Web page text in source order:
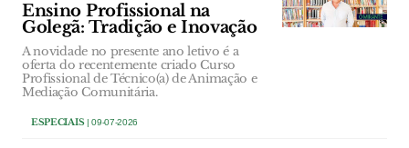
Ensino Profissional na
Golegã: Tradição e Inovação
A novidade no presente ano letivo é a
oferta do recentemente criado Curso
Profissional de Técnico(a) de Animação e
Mediação Comunitária.
ESPECIAIS| 09-07-2026